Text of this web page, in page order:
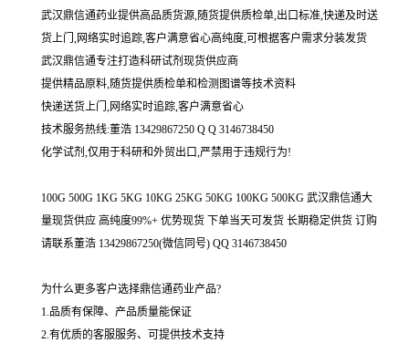
武汉鼎信通药业提供高品质货源,随货提供质检单,出口标准,快递及时送
货上门,网络实时追踪,客户满意省心高纯度,可根据客户需求分装发货
武汉鼎信通专注打造科研试剂现货供应商
提供精品原料,随货提供质检单和检测图谱等技术资料
快递送货上门,网络实时追踪,客户满意省心
技术服务热线:董浩 13429867250 Q Q 3146738450
化学试剂,仅用于科研和外贸出口,严禁用于违规行为!
100G 500G 1KG 5KG 10KG 25KG 50KG 100KG 500KG 武汉鼎信通大
量现货供应 高纯度99%+ 优势现货 下单当天可发货 长期稳定供货 订购
请联系董浩 13429867250(微信同号) QQ 3146738450
为什么更多客户选择鼎信通药业产品?
1.品质有保障、产品质量能保证
2.有优质的客服服务、可提供技术支持